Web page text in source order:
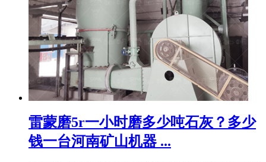
雷蒙磨5r一小时磨多少吨石灰？多少
钱一台河南矿山机器 ...